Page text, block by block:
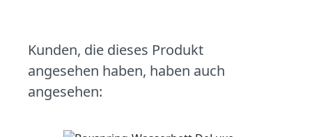
Kunden, die dieses Produkt
angesehen haben, haben auch
angesehen: